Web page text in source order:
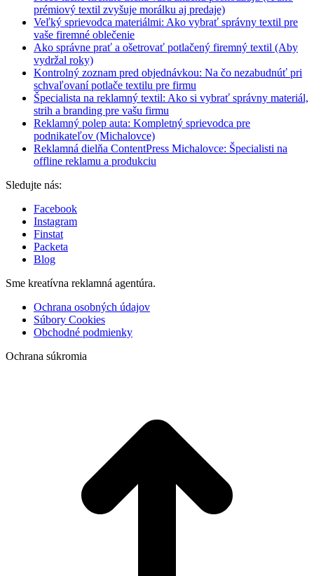
prémiový textil zvyšuje morálku aj predaje)
Veľký sprievodca materiálmi: Ako vybrať správny textil pre
vaše firemné oblečenie
Ako správne prať a ošetrovať potlačený firemný textil (Aby
vydržal roky)
Kontrolný zoznam pred objednávkou: Na čo nezabudnúť pri
schvaľovaní potlače textilu pre firmu
Špecialista na reklamný textil: Ako si vybrať správny materiál,
strih a branding pre vašu firmu
Reklamný polep auta: Kompletný sprievodca pre
podnikateľov (Michalovce)
Reklamná dielňa ContentPress Michalovce: Špecialisti na
offline reklamu a produkciu
Sledujte nás:
Facebook
Instagram
Finstat
Packeta
Blog
Sme kreatívna reklamná agentúra.
Ochrana osobných údajov
Súbory Cookies
Obchodné podmienky
Ochrana súkromia